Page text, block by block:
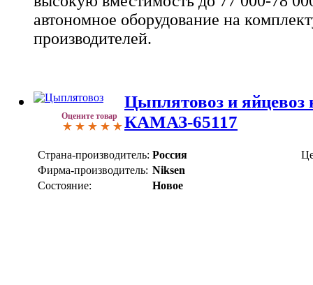
автономное оборудование на
производителей.
Оцените товар
Цыплятовоз и яйцевоз
КАМАЗ-65117
Страна-производитель: Россия
Фирма-производитель: Niksen
Состояние:
Новое